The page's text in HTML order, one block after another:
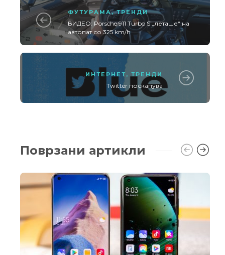
ФУТУРАМА,ТРЕНДИ
ВИДЕО: Porsche 911 Turbo S „леташе“ на
автопат со 325 km/h
ИНТЕРНЕТ , ТРЕНДИ
Twitter поскапува
Поврзани артикли